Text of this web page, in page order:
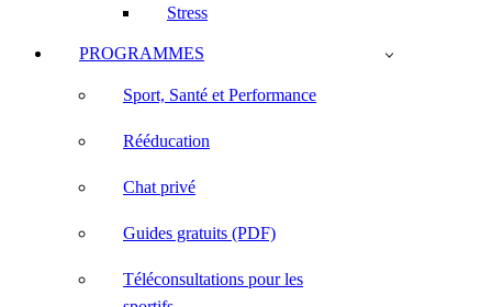
Stress
PROGRAMMES
Sport, Santé et Performance
Rééducation
Chat privé
Guides gratuits (PDF)
Téléconsultations pour les